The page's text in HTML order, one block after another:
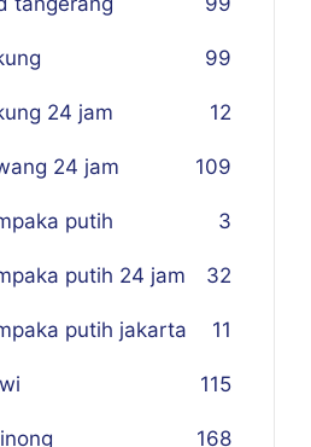
99
24 jam 12
24 jam 109
putih 3
putih 24 jam 32
putih jakarta 11
115
168